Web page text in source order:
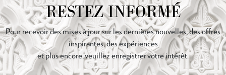
RESTEZ INFORMÉ
Pour recevoir des mises à jour sur les dernières nouvelles, des offres
inspirantes, des expériences
et plus encore, veuillez enregistrer votre intérêt.